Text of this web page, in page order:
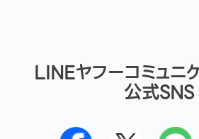
LINEヤフーコミュニ
公式SNS